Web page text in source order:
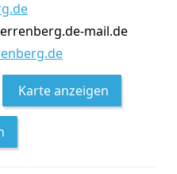
mail.de
Karte anzeigen